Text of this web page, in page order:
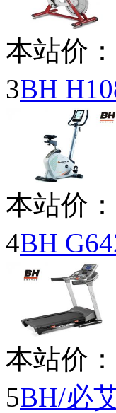
本站价：
3BH
本站价：
4BH
本站价：
5BH/必